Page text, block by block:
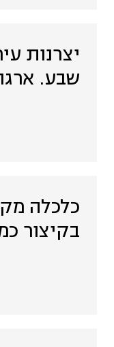
יצרנות
שבע.
כלכלה
בקיצור